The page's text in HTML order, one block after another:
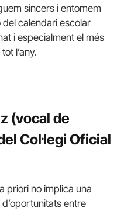
sincers i entomem
calendari escolar
i especialment el més
l’any.
(vocal de
Col·legi Oficial
priori no implica una
d’oportunitats entre